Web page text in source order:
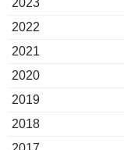
2023
2022
2021
2020
2019
2018